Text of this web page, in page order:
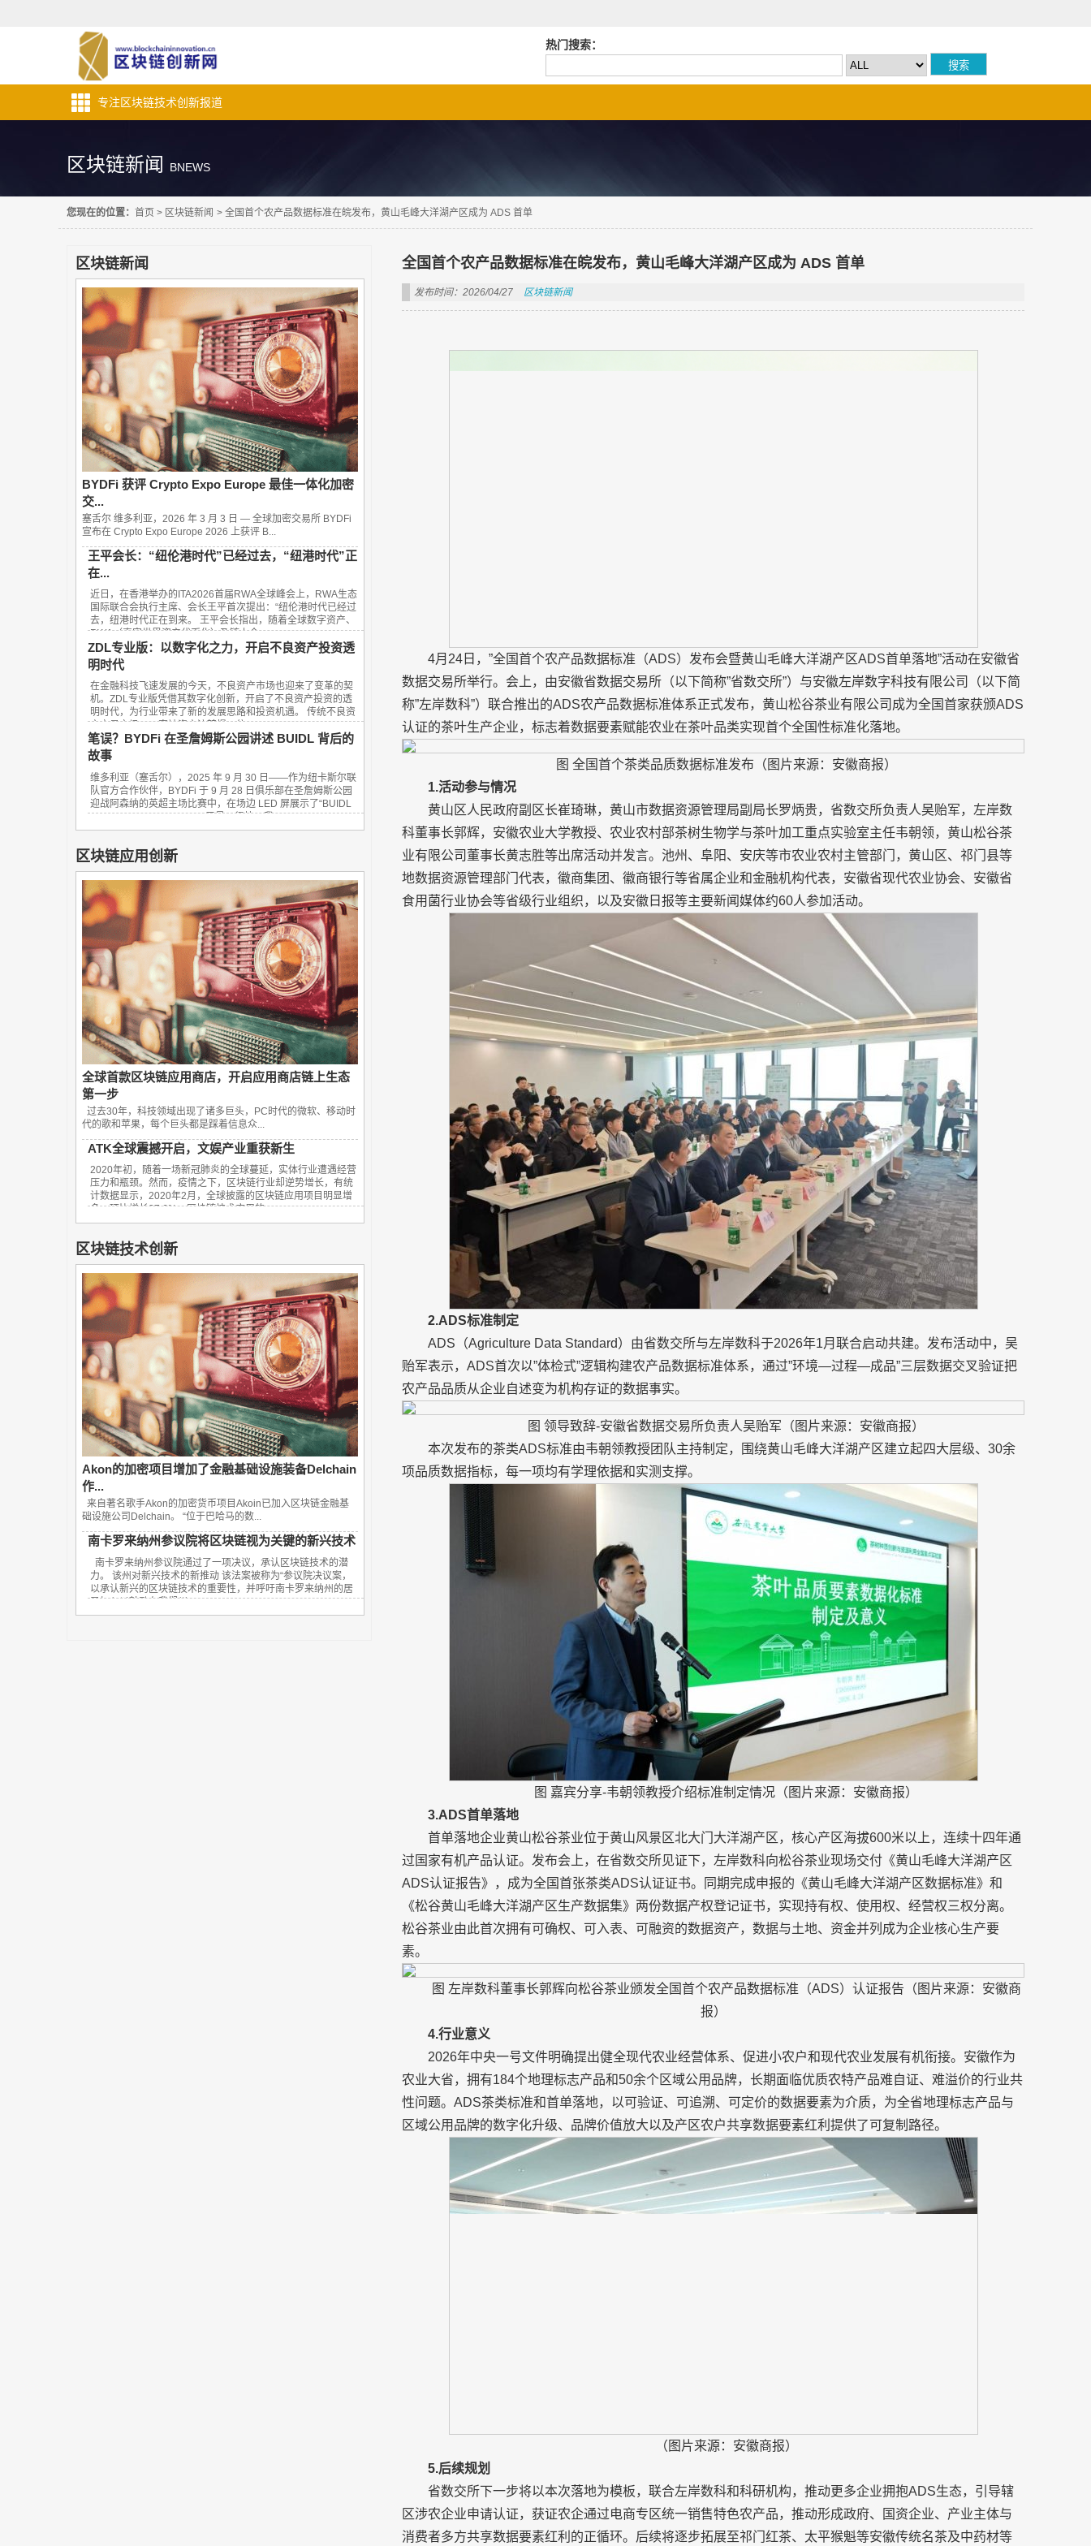
热门搜索：
专注区块链技术创新报道
区块链新闻 BNEWS
您现在的位置： 首页 > 区块链新闻 > 全国首个农产品数据标准在皖发布，黄山毛峰大洋湖产区成为 ADS 首单
区块链新闻
BYDFi 获评 Crypto Expo Europe 最佳一体化加密
交...
塞舌尔 维多利亚，2026 年 3 月 3 日 — 全球加密交易所 BYDFi
宣布在 Crypto Expo Europe 2026 上获评 B...
王平会长：“纽伦港时代”已经过去，“纽港时代”正
在...
近日，在香港举办的ITA2026首届RWA全球峰会上，RWA生态
国际联合会执行主席、会长王平首次提出：“纽伦港时代已经过
去，纽港时代正在到来。 王平会长指出，随着全球数字资产、
RWA（真实世界资产代币化）及链上金...
ZDL专业版：以数字化之力，开启不良资产投资透
明时代
在金融科技飞速发展的今天，不良资产市场也迎来了变革的契
机。ZDL专业版凭借其数字化创新，开启了不良资产投资的透
明时代，为行业带来了新的发展思路和投资机遇。 传统不良资
产交易市场，一直被资产流转慢、信...
笔误？BYDFi 在圣詹姆斯公园讲述 BUIDL 背后的
故事
维多利亚（塞舌尔），2025 年 9 月 30 日——作为纽卡斯尔联
队官方合作伙伴，BYDFi 于 9 月 28 日俱乐部在圣詹姆斯公园
迎战阿森纳的英超主场比赛中，在场边 LED 屏展示了“BUIDL
YOUR DREAM FINANCE”口号。很快，我...
区块链应用创新
全球首款区块链应用商店，开启应用商店链上生态
第一步
过去30年，科技领域出现了诸多巨头，PC时代的微软、移动时
代的歌和苹果，每个巨头都是踩着信息众...
ATK全球震撼开启，文娱产业重获新生
2020年初，随着一场新冠肺炎的全球蔓延，实体行业遭遇经营
压力和瓶颈。然而，疫情之下，区块链行业却逆势增长，有统
计数据显示，2020年2月，全球披露的区块链应用项目明显增
多，环比增长27.6%。区块链技术应用的...
区块链技术创新
Akon的加密项目增加了金融基础设施装备Delchain
作...
来自著名歌手Akon的加密货币项目Akoin已加入区块链金融基
础设施公司Delchain。 “位于巴哈马的数...
南卡罗来纳州参议院将区块链视为关键的新兴技术
南卡罗来纳州参议院通过了一项决议，承认区块链技术的潜
力。 该州对新兴技术的新推动 该法案被称为“参议院决议案，
以承认新兴的区块链技术的重要性，并呼吁南卡罗来纳州的居
民加入以鼓励在我们州...
全国首个农产品数据标准在皖发布，黄山毛峰大洋湖产区成为 ADS 首单
发布时间：2026/04/27 区块链新闻
4月24日，”全国首个农产品数据标准（ADS）发布会暨黄山毛峰大洋湖产区ADS首单落地”活动在安徽省
数据交易所举行。会上，由安徽省数据交易所（以下简称”省数交所”）与安徽左岸数字科技有限公司（以下简
称”左岸数科”）联合推出的ADS农产品数据标准体系正式发布，黄山松谷茶业有限公司成为全国首家获颁ADS
认证的茶叶生产企业，标志着数据要素赋能农业在茶叶品类实现首个全国性标准化落地。
图 全国首个茶类品质数据标准发布（图片来源：安徽商报）
1.活动参与情况
黄山区人民政府副区长崔琦琳，黄山市数据资源管理局副局长罗炳贵，省数交所负责人吴贻军，左岸数
科董事长郭辉，安徽农业大学教授、农业农村部茶树生物学与茶叶加工重点实验室主任韦朝领，黄山松谷茶
业有限公司董事长黄志胜等出席活动并发言。池州、阜阳、安庆等市农业农村主管部门，黄山区、祁门县等
地数据资源管理部门代表，徽商集团、徽商银行等省属企业和金融机构代表，安徽省现代农业协会、安徽省
食用菌行业协会等省级行业组织，以及安徽日报等主要新闻媒体约60人参加活动。
2.ADS标准制定
ADS（Agriculture Data Standard）由省数交所与左岸数科于2026年1月联合启动共建。发布活动中，吴
贻军表示，ADS首次以”体检式”逻辑构建农产品数据标准体系，通过”环境—过程—成品”三层数据交叉验证把
农产品品质从企业自述变为机构存证的数据事实。
图 领导致辞-安徽省数据交易所负责人吴贻军（图片来源：安徽商报）
本次发布的茶类ADS标准由韦朝领教授团队主持制定，围绕黄山毛峰大洋湖产区建立起四大层级、30余
项品质数据指标，每一项均有学理依据和实测支撑。
图 嘉宾分享-韦朝领教授介绍标准制定情况（图片来源：安徽商报）
3.ADS首单落地
首单落地企业黄山松谷茶业位于黄山风景区北大门大洋湖产区，核心产区海拔600米以上，连续十四年通
过国家有机产品认证。发布会上，在省数交所见证下，左岸数科向松谷茶业现场交付《黄山毛峰大洋湖产区
ADS认证报告》，成为全国首张茶类ADS认证证书。同期完成申报的《黄山毛峰大洋湖产区数据标准》和
《松谷黄山毛峰大洋湖产区生产数据集》两份数据产权登记证书，实现持有权、使用权、经营权三权分离。
松谷茶业由此首次拥有可确权、可入表、可融资的数据资产，数据与土地、资金并列成为企业核心生产要
素。
图 左岸数科董事长郭辉向松谷茶业颁发全国首个农产品数据标准（ADS）认证报告（图片来源：安徽商
报）
4.行业意义
2026年中央一号文件明确提出健全现代农业经营体系、促进小农户和现代农业发展有机衔接。安徽作为
农业大省，拥有184个地理标志产品和50余个区域公用品牌，长期面临优质农特产品难自证、难溢价的行业共
性问题。ADS茶类标准和首单落地，以可验证、可追溯、可定价的数据要素为介质，为全省地理标志产品与
区域公用品牌的数字化升级、品牌价值放大以及产区农户共享数据要素红利提供了可复制路径。
（图片来源：安徽商报）
5.后续规划
省数交所下一步将以本次落地为模板，联合左岸数科和科研机构，推动更多企业拥抱ADS生态，引导辖
区涉农企业申请认证，获证农企通过电商专区统一销售特色农产品，推动形成政府、国资企业、产业主体与
消费者多方共享数据要素红利的正循环。后续将逐步拓展至祁门红茶、太平猴魁等安徽传统名茶及中药材等